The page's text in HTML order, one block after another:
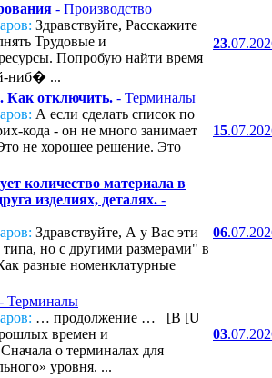
- Производство
Здравствуйте, Расскажите
Трудовые и
Попробую найти время
ниб� ...
23
Как отключить. - Терминалы
А если сделать список по
кода - он не много занимает
не хорошее решение. Это
15
количество материала в
изделиях, деталях. -
Здравствуйте, А у Вас эти
но с другими размерами" в
разные номенклатурные
06
- Терминалы
… продолжение … [B [U
времен и
о терминалах для
уровня. ...
03